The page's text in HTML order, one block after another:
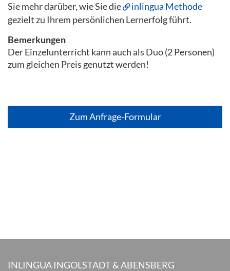
Sie mehr darüber, wie Sie die
inlingua Methode
gezielt zu Ihrem persönlichen Lernerfolg führt.
Bemerkungen
Der Einzelunterricht kann auch als Duo (2 Personen)
zum gleichen Preis genutzt werden!
Zum Anfrage-Formular
INLINGUA INGOLSTADT & ABENSBERG